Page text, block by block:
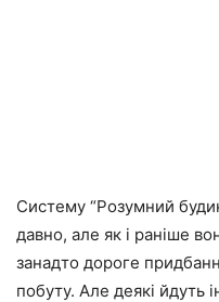
Систему “Розумний
давно, але як і раніше
занадто дороге
побуту. Але деякі йдуть